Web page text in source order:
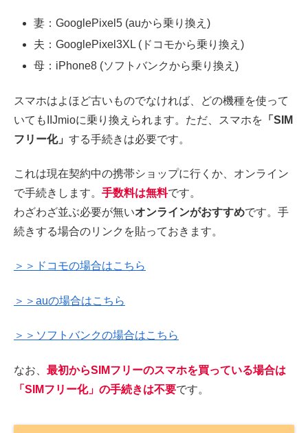
妻：GooglePixel5 (auから乗り換え)
夫：GooglePixel3XL (ドコモから乗り換え)
母：iPhone8 (ソフトバンクから乗り換え)
スマホはよほど古いものでなければ、どの機種を使って
いてもIIJmioに乗り換えられます。ただ、スマホを 「SIM
フリー化」 する手続きは必要です。
これは現在契約中の携帯ショップに行くか、オンライン
で手続きします。 手数料は無料です。
わざわざ並ぶ必要が無いオンラインがおすすめです。手
続きする場合のリンクを貼っておきます。
＞＞ドコモの場合はこちら
＞＞auの場合はこちら
＞＞ソフトバンクの場合はこちら
なお、 最初からSIMフリーのスマホを買っている場合は
「SIMフリー化」の手続きは不要です。